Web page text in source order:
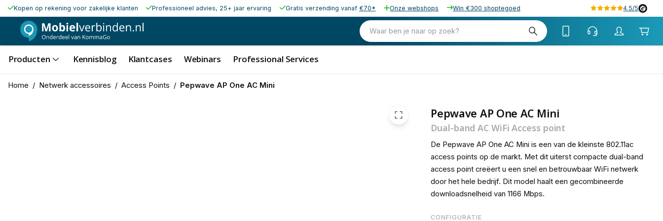
Kopen op rekening voor zakelijke klanten Professioneel advies, 25+ jaar ervaring Gratis verzending vanaf €70* Onze webshops Win €300 shoptegoed 4.5/5
Waar ben je naar op zoek?
Producten Kennisblog Klantcases Webinars Professional Services
Home / Netwerk accessoires / Access Points / Pepwave AP One AC Mini
Pepwave AP One AC Mini
Dual-band AC WiFi Access point
De Pepwave AP One AC Mini is een van de kleinste 802.11ac
access points op de markt. Met dit uiterst compacte dual-band
access point creëert u een snel en betrouwbaar WiFi netwerk
door het hele bedrijf. Dit model haalt een gecombineerde
downloadsnelheid van 1166 Mbps.
CONFIGURATIE
189,00 excl. btw
228,69 incl. btw